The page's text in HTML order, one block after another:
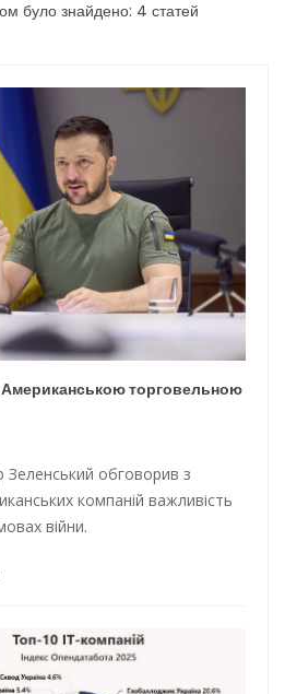
наслідки обстрілу
для Одеси
було знайдено: 4 статей
Американською торговельною
обговорив з
компаній важливість
війни.